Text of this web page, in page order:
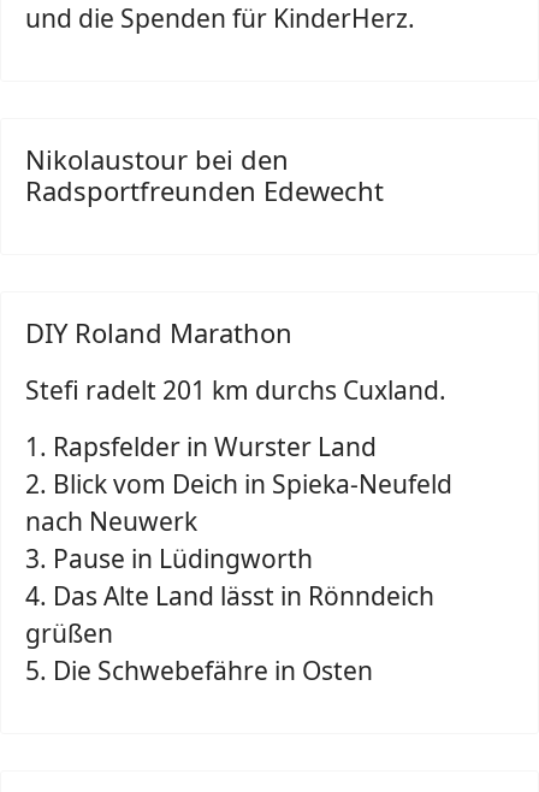
und die Spenden für KinderHerz.
Nikolaustour bei den
Radsportfreunden Edewecht
DIY Roland Marathon
Stefi radelt 201 km durchs Cuxland.
1. Rapsfelder in Wurster Land
2. Blick vom Deich in Spieka-Neufeld
nach Neuwerk
3. Pause in Lüdingworth
4. Das Alte Land lässt in Rönndeich
grüßen
5. Die Schwebefähre in Osten